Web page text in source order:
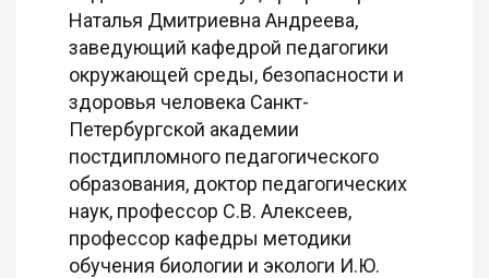
Наталья Дмитриевна Андреева,
заведующий кафедрой педагогики
окружающей среды, безопасности и
здоровья человека Санкт-
Петербургской академии
постдипломного педагогического
образования, доктор педагогических
наук, профессор С.В. Алексеев,
профессор кафедры методики
обучения биологии и экологи И.Ю.